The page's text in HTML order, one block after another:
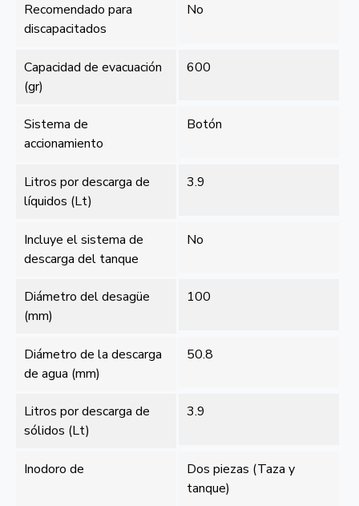
Recomendado para
discapacitados
No
Capacidad de evacuación
(gr)
600
Sistema de
accionamiento
Botón
Litros por descarga de
líquidos (Lt)
3.9
Incluye el sistema de
descarga del tanque
No
Diámetro del desagüe
(mm)
100
Diámetro de la descarga
de agua (mm)
50.8
Litros por descarga de
sólidos (Lt)
3.9
Inodoro de
Dos piezas (Taza y
tanque)